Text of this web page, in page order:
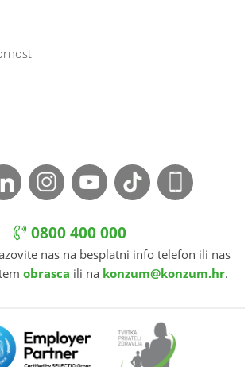
0800 400 000
nas na besplatni info telefon ili nas
obrasca ili na konzum@konzum.hr.